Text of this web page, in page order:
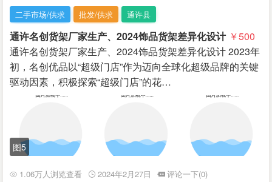
二手市场/供求 批发/供求 通许县
通许名创货架厂家生产、2024饰品货架差异化设计 ￥500
通许名创货架厂家生产、2024饰品货架差异化设计 2023年
初，名创优品以“超级门店”作为迈向全球化超级品牌的关键
驱动因素，积极探索“超级门店”的花…
图5
1.06万人浏览查看 2024年2月27日
评论一下(0)